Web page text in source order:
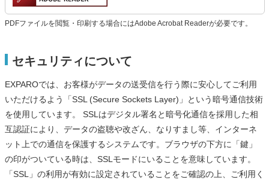
PDFファイルを閲覧・印刷する場合にはAdobe Acrobat Readerが必要です。
セキュリティについて
EXPAROでは、お客様がデータの送受信を行う際に安心してご利用
いただけるよう「SSL (Secure Sockets Layer)」という暗号通信技術
を使用しています。 SSLはデジタル署名と暗号化通信を採用した相
互認証により、データの盗聴や改ざん、なりすまし等、インターネ
ット上での通信を保護するシステムです。ブラウザの下方に「鍵」
の印がついている時は、SSLモードにいることを意味しています。
「SSL」の利用が有効に設定されていることをご確認の上、ご利用く